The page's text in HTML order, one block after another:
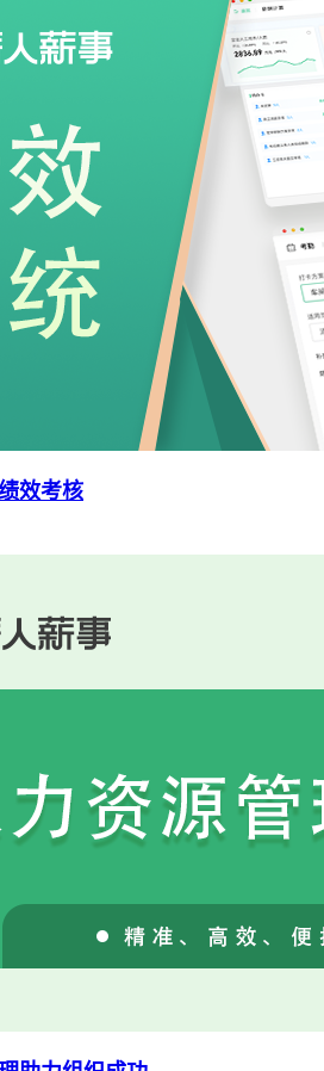
效考核